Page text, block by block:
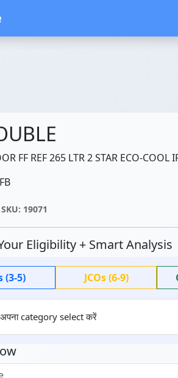
FF REF 265 LTR 2 STAR ECO-COOL
19071
Eligibility + Smart Analysis
(3-5) JCOs (6-9)
category select करें